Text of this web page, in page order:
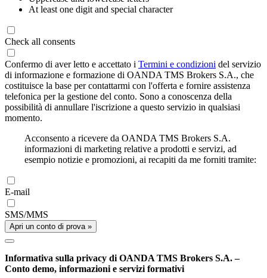
At least one digit and special character
Check all consents
Confermo di aver letto e accettato i Termini e condizioni del servizio
di informazione e formazione di OANDA TMS Brokers S.A., che
costituisce la base per contattarmi con l'offerta e fornire assistenza
telefonica per la gestione del conto. Sono a conoscenza della
possibilità di annullare l'iscrizione a questo servizio in qualsiasi
momento.
Acconsento a ricevere da OANDA TMS Brokers S.A.
informazioni di marketing relative a prodotti e servizi, ad
esempio notizie e promozioni, ai recapiti da me forniti tramite:
E-mail
SMS/MMS
Apri un conto di prova »
Informativa sulla privacy di OANDA TMS Brokers S.A. –
Conto demo, informazioni e servizi formativi